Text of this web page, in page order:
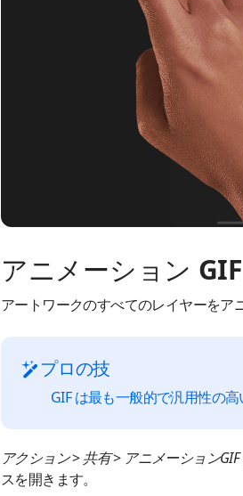
アニメーション GIF
アートワークのすべてのレイヤーをア
プロの技
GIF は最も一般的で汎用性の
アクション>共有> アニメーションGIF
スを開きます。